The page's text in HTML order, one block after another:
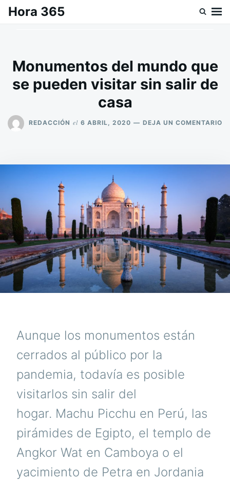
SaltarBuscar:
Hora 365
Monumentos del mundo que
se pueden visitar sin salir de
casa
REDACCIÓN el 6 ABRIL, 2020 DEJA UN COMENTARIO
Aunque los monumentos están
cerrados al público por la
pandemia, todavía es posible
visitarlos sin salir del
hogar. Machu Picchu en Perú, las
pirámides de Egipto, el templo de
Angkor Wat en Camboya o el
yacimiento de Petra en Jordania